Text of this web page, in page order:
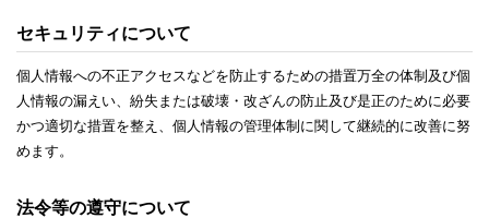
セキュリティについて
個人情報への不正アクセスなどを防止するための措置万全の体制及び個
人情報の漏えい、紛失または破壊・改ざんの防止及び是正のために必要
かつ適切な措置を整え、個人情報の管理体制に関して継続的に改善に努
めます。
法令等の遵守について